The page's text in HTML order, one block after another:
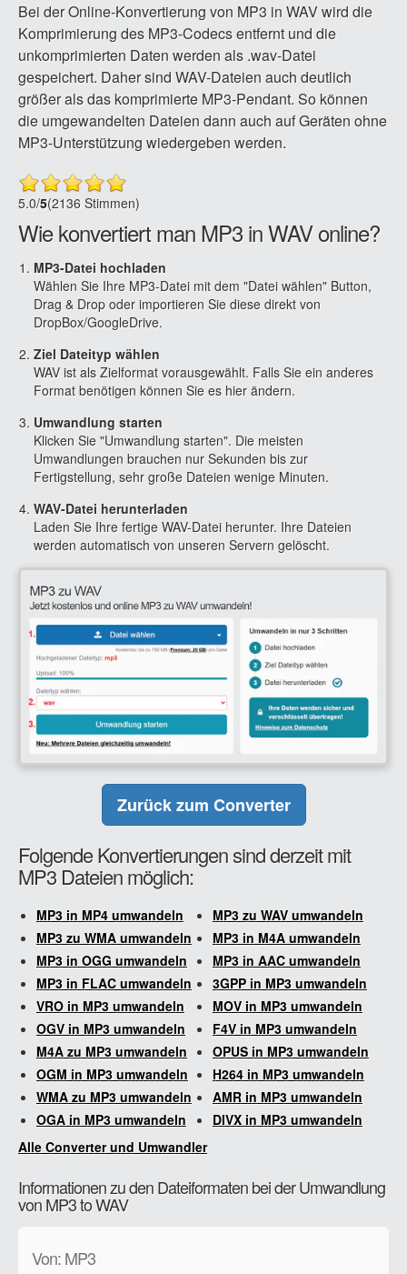
Bei der Online-Konvertierung von MP3 in WAV wird die
Komprimierung des MP3-Codecs entfernt und die
unkomprimierten Daten werden als .wav-Datei
gespeichert. Daher sind WAV-Dateien auch deutlich
größer als das komprimierte MP3-Pendant. So können
die umgewandelten Dateien dann auch auf Geräten ohne
MP3-Unterstützung wiedergeben werden.
5.0/5(2136 Stimmen)
Wie konvertiert man MP3 in WAV online?
MP3-Datei hochladen
Wählen Sie Ihre MP3-Datei mit dem "Datei wählen" Button,
Drag & Drop oder importieren Sie diese direkt von
DropBox/GoogleDrive.
Ziel Dateityp wählen
WAV ist als Zielformat vorausgewählt. Falls Sie ein anderes
Format benötigen können Sie es hier ändern.
Umwandlung starten
Klicken Sie "Umwandlung starten". Die meisten
Umwandlungen brauchen nur Sekunden bis zur
Fertigstellung, sehr große Dateien wenige Minuten.
WAV-Datei herunterladen
Laden Sie Ihre fertige WAV-Datei herunter. Ihre Dateien
werden automatisch von unseren Servern gelöscht.
Zurück zum Converter
Folgende Konvertierungen sind derzeit mit
MP3 Dateien möglich:
MP3 in MP4 umwandeln
MP3 zu WAV umwandeln
MP3 zu WMA umwandeln
MP3 in M4A umwandeln
MP3 in OGG umwandeln
MP3 in AAC umwandeln
MP3 in FLAC umwandeln
3GPP in MP3 umwandeln
VRO in MP3 umwandeln
MOV in MP3 umwandeln
OGV in MP3 umwandeln
F4V in MP3 umwandeln
M4A zu MP3 umwandeln
OPUS in MP3 umwandeln
OGM in MP3 umwandeln
H264 in MP3 umwandeln
WMA zu MP3 umwandeln
AMR in MP3 umwandeln
OGA in MP3 umwandeln
DIVX in MP3 umwandeln
Alle Converter und Umwandler
Informationen zu den Dateiformaten bei der Umwandlung
von MP3 to WAV
Von: MP3